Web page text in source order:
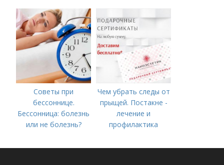
Советы при
бессоннице.
Бессонница: болезнь
или не болезнь?
Чем убрать следы от
прыщей. Постакне -
лечение и
профилактика